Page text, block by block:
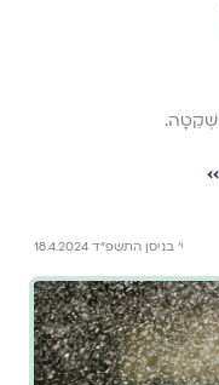
שְׁקֵטָה.
י׳ בניסן התשפ״ד 18.4.2024